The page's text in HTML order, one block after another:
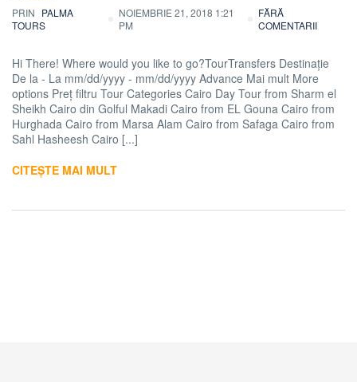
PRIN PALMA
TOURS
NOIEMBRIE 21, 2018 1:21
PM
FĂRĂ
COMENTARII
Hi There! Where would you like to go?TourTransfers Destinație
De la - La mm/dd/yyyy - mm/dd/yyyy Advance Mai mult More
options Preț filtru Tour Categories Cairo Day Tour from Sharm el
Sheikh Cairo din Golful Makadi Cairo from EL Gouna Cairo from
Hurghada Cairo from Marsa Alam Cairo from Safaga Cairo from
Sahl Hasheesh Cairo [...]
CITEȘTE MAI MULT